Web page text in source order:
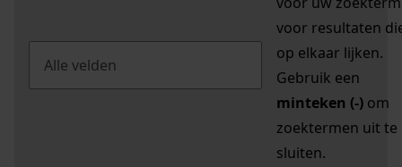
voor resultaten
op elkaar lijken.
Gebruik een
minteken (-) om
zoektermen uit te
sluiten.